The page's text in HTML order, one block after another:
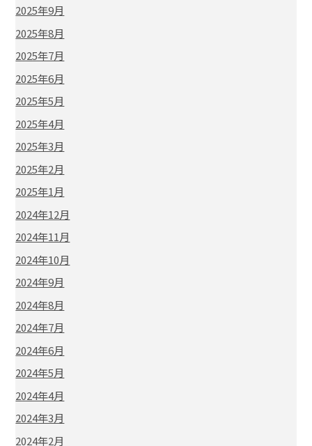
2025年9月
2025年8月
2025年7月
2025年6月
2025年5月
2025年4月
2025年3月
2025年2月
2025年1月
2024年12月
2024年11月
2024年10月
2024年9月
2024年8月
2024年7月
2024年6月
2024年5月
2024年4月
2024年3月
2024年2月